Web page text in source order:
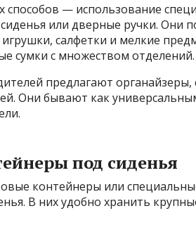
— использование
или дверные ручки. Они
салфетки и мелкие
сумки с множеством отделений.
предлагают органайзеры,
Они бывают как
под сиденья
контейнеры или
В них удобно хранить